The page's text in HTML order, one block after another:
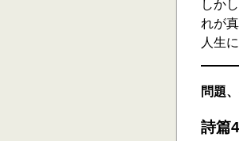
しか
れが
人生
問題
詩篇